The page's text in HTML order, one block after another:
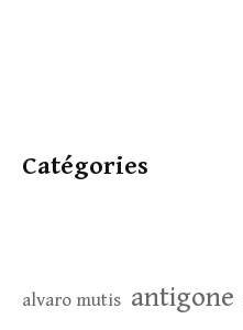
Catégories
alvaro mutis antigone